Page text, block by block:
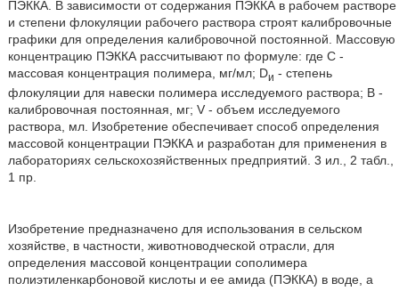
ПЭККА. В зависимости от содержания ПЭККА в рабочем растворе
и степени флокуляции рабочего раствора строят калибровочные
графики для определения калибровочной постоянной. Массовую
концентрацию ПЭККА рассчитывают по формуле: где С -
массовая концентрация полимера, мг/мл; Dи - степень
флокуляции для навески полимера исследуемого раствора; В -
калибровочная постоянная, мг; V - объем исследуемого
раствора, мл. Изобретение обеспечивает способ определения
массовой концентрации ПЭККА и разработан для применения в
лабораториях сельскохозяйственных предприятий. 3 ил., 2 табл.,
1 пр.
Изобретение предназначено для использования в сельском
хозяйстве, в частности, животноводческой отрасли, для
определения массовой концентрации сополимера
полиэтиленкарбоновой кислоты и ее амида (ПЭККА) в воде, а